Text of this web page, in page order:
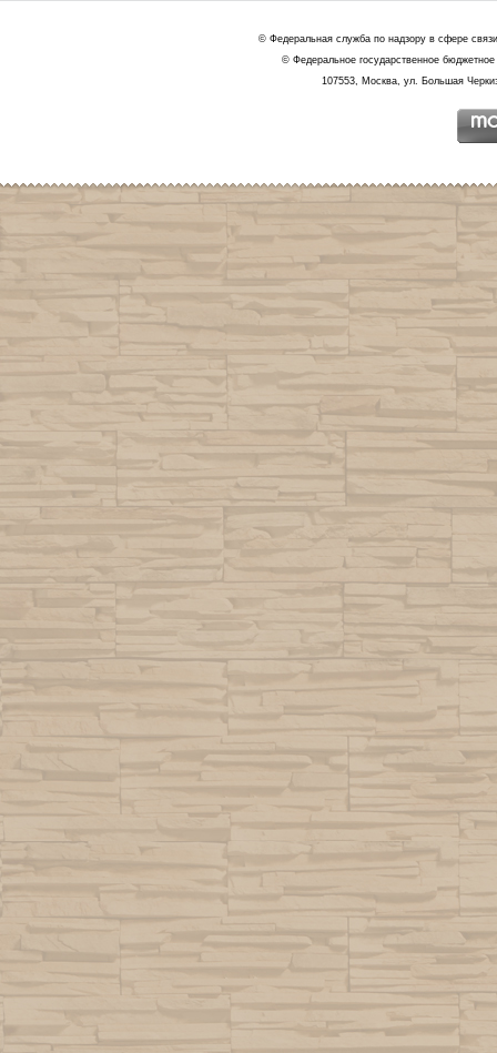
© Федеральная служба по надзору в сфере
© Федеральное государственное
107553, Москва, ул. Большая